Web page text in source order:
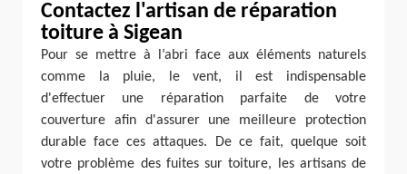
Contactez l'artisan de réparation
toiture à Sigean
Pour se mettre à l’abri face aux éléments naturels
comme la pluie, le vent, il est indispensable
d'effectuer une réparation parfaite de votre
couverture afin d'assurer une meilleure protection
durable face ces attaques. De ce fait, quelque soit
votre problème des fuites sur toiture, les artisans de